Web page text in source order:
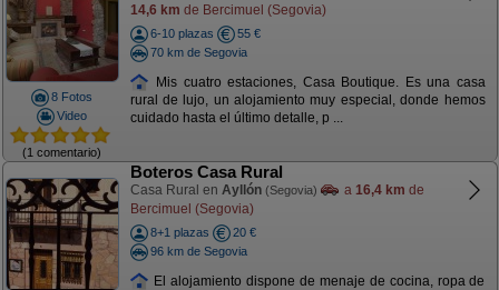
8 Fotos
Video
(1 comentario)
14,6 km de Bercimuel (Segovia)
6-10 plazas
55 €
70 km de Segovia
Mis cuatro estaciones, Casa Boutique. Es una casa
rural de lujo, un alojamiento muy especial, donde hemos
cuidado hasta el último detalle, p ...
Boteros Casa Rural
Casa Rural en Ayllón (Segovia) a 16,4 km de
Bercimuel (Segovia)
8+1 plazas
20 €
96 km de Segovia
El alojamiento dispone de menaje de cocina, ropa de